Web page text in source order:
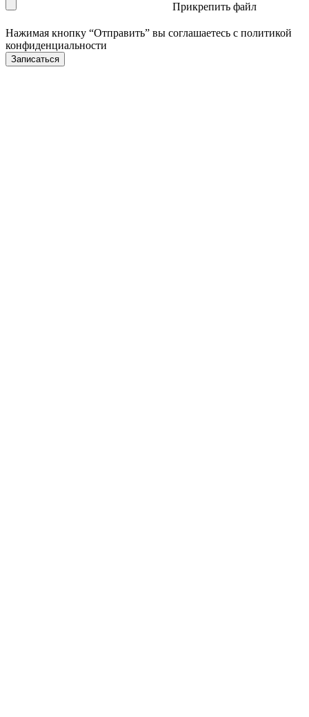
Прикрепить файл
Нажимая кнопку “Отправить” вы соглашаетесь с политикой
конфиденциальности
Записаться